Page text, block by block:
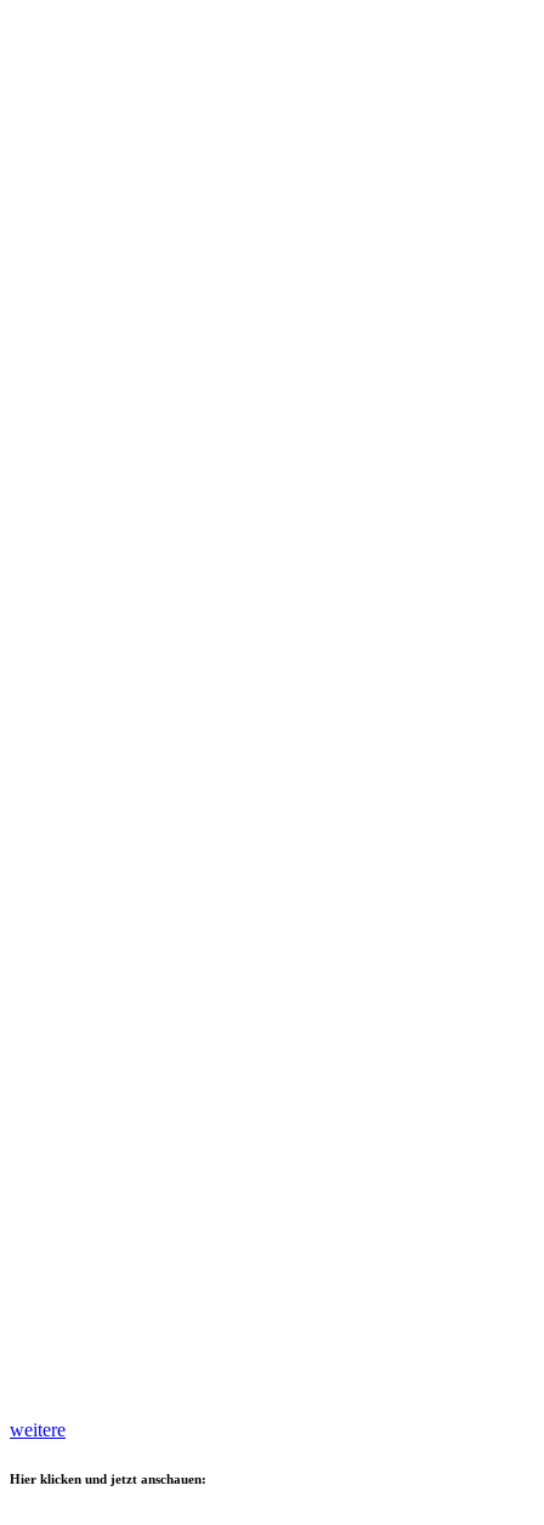
weitere
Hier klicken und jetzt anschauen: